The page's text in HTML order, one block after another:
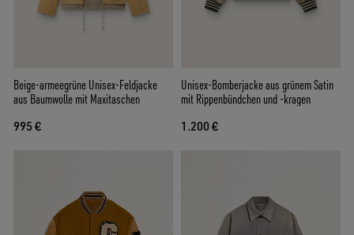
Beige-armeegrüne Unisex-Feldjacke
aus Baumwolle mit Maxitaschen
995 €
Unisex-Bomberjacke aus grünem Satin
mit Rippenbündchen und -kragen
1.200 €